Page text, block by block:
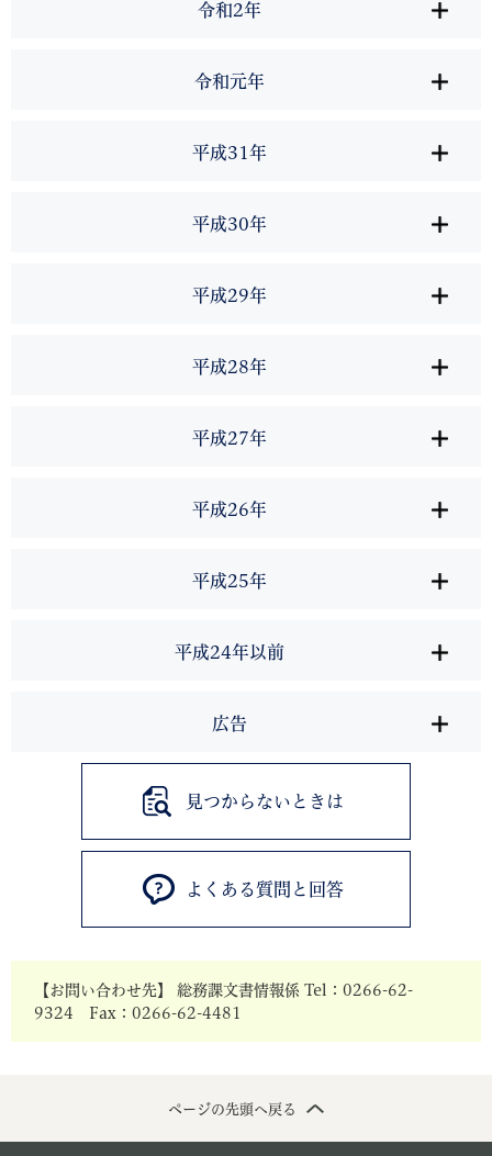
令和2年
令和元年
平成31年
平成30年
平成29年
平成28年
平成27年
平成26年
平成25年
平成24年以前
広告
見つからないときは
よくある質問と回答
【お問い合わせ先】 総務課文書情報係 Tel：0266-62-
9324 Fax：0266-62-4481
ページの先頭へ戻る